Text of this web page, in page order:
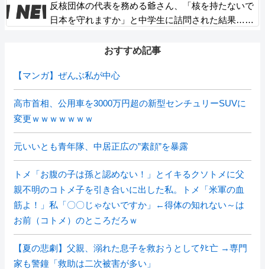
反核団体の代表を務める爺さん、「核を持たないで
日本を守れますか」と中学生に詰問された結果……
おすすめ記事
【マンガ】ぜんぶ私が中心
高市首相、公用車を3000万円超の新型センチュリーSUVに
変更ｗｗｗｗｗｗｗ
元いいとも青年隊、中居正広の”素顔”を暴露
トメ「お腹の子は孫と認めない！」とイキるクソトメに父
親不明のコトメ子を引き合いに出した私。トメ「米軍の血
筋よ！」私「〇〇じゃないですか」←得体の知れない～は
お前（コトメ）のところだろｗ
【夏の悲劇】父親、溺れた息子を救おうとしてﾀﾋ亡 →専門
家も警鐘「救助は二次被害が多い」